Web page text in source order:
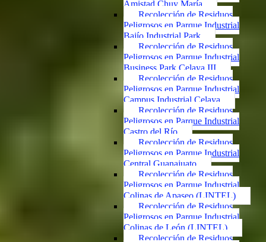
Amistad Chuy María
Recolección de Residuos
Peligrosos en Parque Industrial
Bajío Industrial Park
Recolección de Residuos
Peligrosos en Parque Industrial
Business Park Celaya III
Recolección de Residuos
Peligrosos en Parque Industrial
Campus Industrial Celaya
Recolección de Residuos
Peligrosos en Parque Industrial
Castro del Río
Recolección de Residuos
Peligrosos en Parque Industrial
Central Guanajuato
Recolección de Residuos
Peligrosos en Parque Industrial
Colinas de Apaseo (LINTEL)
Recolección de Residuos
Peligrosos en Parque Industrial
Colinas de León (LINTEL)
Recolección de Residuos